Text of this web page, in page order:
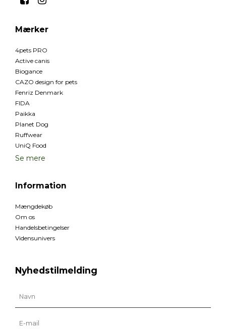
Mærker
4pets PRO
Active canis
Biogance
CAZO design for pets
Fenriz Denmark
FIDA
Paikka
Planet Dog
Ruffwear
UniQ Food
Se mere
Information
Mængdekøb
Om os
Handelsbetingelser
Vidensunivers
Nyhedstilmelding